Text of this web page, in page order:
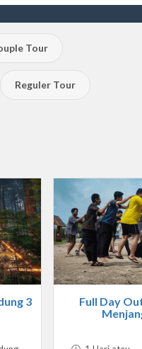
Tour
Reguler Tour
3
Full Day